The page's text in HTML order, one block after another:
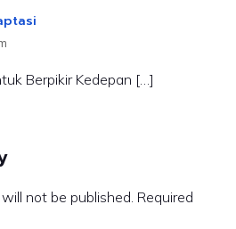
Berpikir Kedepan […]
not be published. Required